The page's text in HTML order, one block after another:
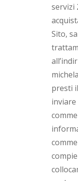
servizi
Sito,
presti